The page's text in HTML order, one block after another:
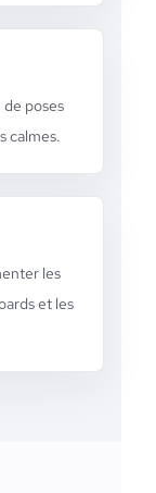
poses
calmes.
les
et les